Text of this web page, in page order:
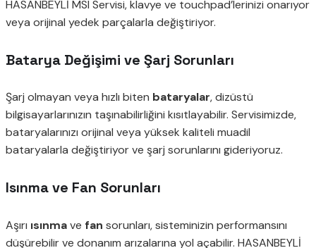
HASANBEYLİ MSI Servisi, klavye ve touchpad’lerinizi onarıyor
veya orijinal yedek parçalarla değiştiriyor.
Batarya Değişimi ve Şarj Sorunları
Şarj olmayan veya hızlı biten bataryalar, dizüstü
bilgisayarlarınızın taşınabilirliğini kısıtlayabilir. Servisimizde,
bataryalarınızı orijinal veya yüksek kaliteli muadil
bataryalarla değiştiriyor ve şarj sorunlarını gideriyoruz.
Isınma ve Fan Sorunları
Aşırı ısınmave fan sorunları, sisteminizin performansını
düşürebilir ve donanım arızalarına yol açabilir. HASANBEYLİ